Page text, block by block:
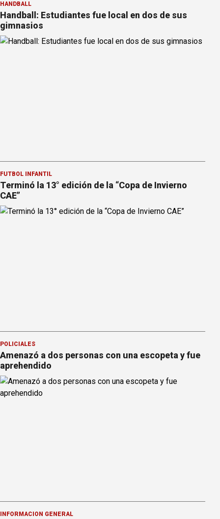
HANDBALL
Handball: Estudiantes fue local en dos de sus
gimnasios
FÚTBOL INFANTIL
Terminó la 13° edición de la “Copa de Invierno
CAE”
POLICIALES
Amenazó a dos personas con una escopeta y fue
aprehendido
INFORMACION GENERAL